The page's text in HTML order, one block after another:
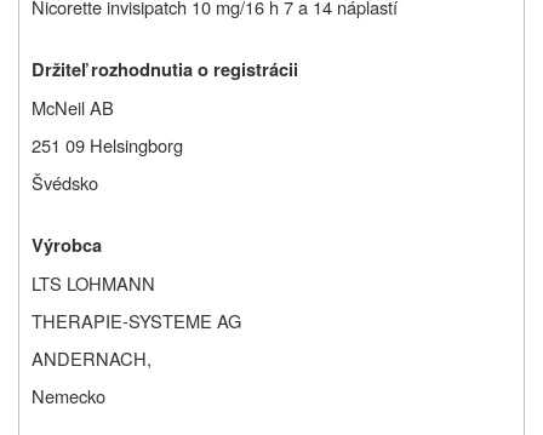
Nicorette invisipatch 10 mg/16 h 7 a 14 náplastí
Držiteľ rozhodnutia o registrácii
McNeil AB
251 09 Helsingborg
Švédsko
Výrobca
LTS LOHMANN
THERAPIE-SYSTEME AG
ANDERNACH,
Nemecko